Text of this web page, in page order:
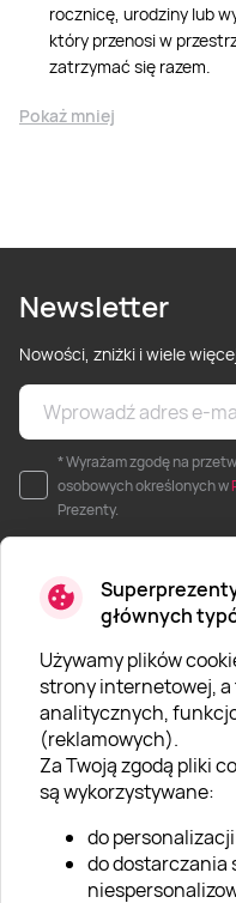
głównych
Używamy plików
strony internetowej, a
analitycznych,
(reklamowych).
Za Twoją zgodą pliki
są wykorzystywane:
do
do dostarczania
rocznicę, urodziny lub
który przenosi w
zatrzymać się razem.
Pokaż mniej
Newsletter
Nowości, zniżki i wiele
* Wyrażam zgodę na
osobowych określonych w
Prezenty.
O SUPERPREZENTY
O nas
Aktualności
Kariera w Super Prezentach